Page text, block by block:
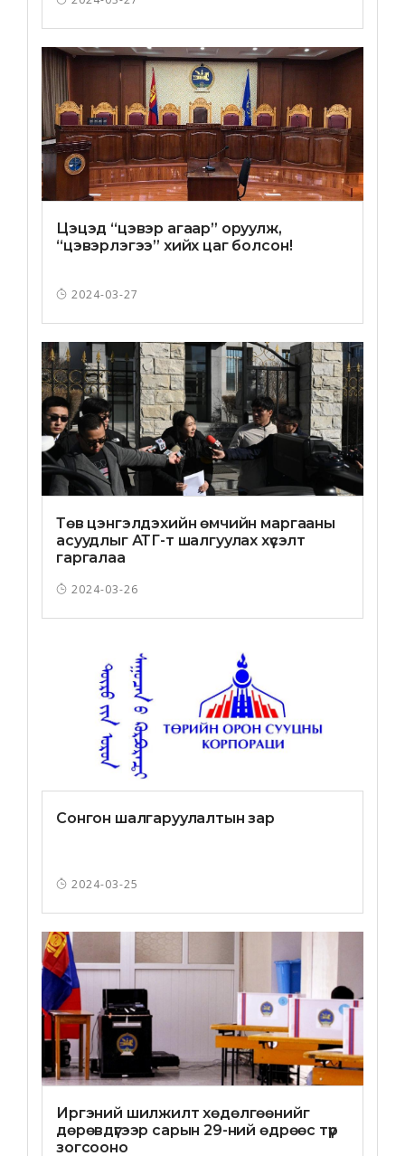
Цэцэд “цэвэр агаар” оруулж,
“цэвэрлэгээ” хийх цаг болсон!
2024-03-27
Төв цэнгэлдэхийн өмчийн маргааны
асуудлыг АТГ-т шалгуулах хүсэлт
гаргалаа
2024-03-26
Сонгон шалгаруулалтын зар
2024-03-25
Иргэний шилжилт хөдөлгөөнийг
дөрөвдүгээр сарын 29-ний өдрөөс түр
зогсооно